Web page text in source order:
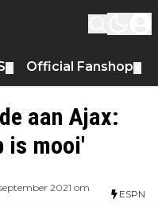
Official Fanshop
aan Ajax:
is mooi'
2021 om
ESPN